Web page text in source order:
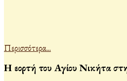
Περισσότερα...
Η εορτή του Αγίου Νικήτα